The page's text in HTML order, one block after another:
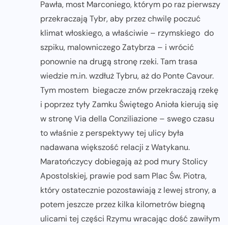
Pawła, most Marconiego, którym po raz pierwszy
przekraczają Tybr, aby przez chwilę poczuć
klimat włoskiego, a właściwie – rzymskiego do
szpiku, malowniczego Zatybrza – i wrócić
ponownie na drugą stronę rzeki. Tam trasa
wiedzie m.in. wzdłuż Tybru, aż do Ponte Cavour.
Tym mostem biegacze znów przekraczają rzekę
i poprzez tyły Zamku Świętego Anioła kierują się
w stronę Via della Conziliazione – swego czasu
to właśnie z perspektywy tej ulicy była
nadawana większość relacji z Watykanu.
Maratończycy dobiegają aż pod mury Stolicy
Apostolskiej, prawie pod sam Plac Św. Piotra,
który ostatecznie pozostawiają z lewej strony, a
potem jeszcze przez kilka kilometrów biegną
ulicami tej części Rzymu wracając dość zawiłym